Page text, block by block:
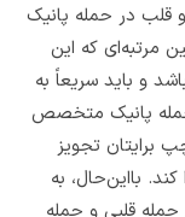
در حمله پانیک
اولین مرتبه‌ای که این
و باید سریعاً به
پانیک متخصص
برایتان تجویز
بااین‌حال، به